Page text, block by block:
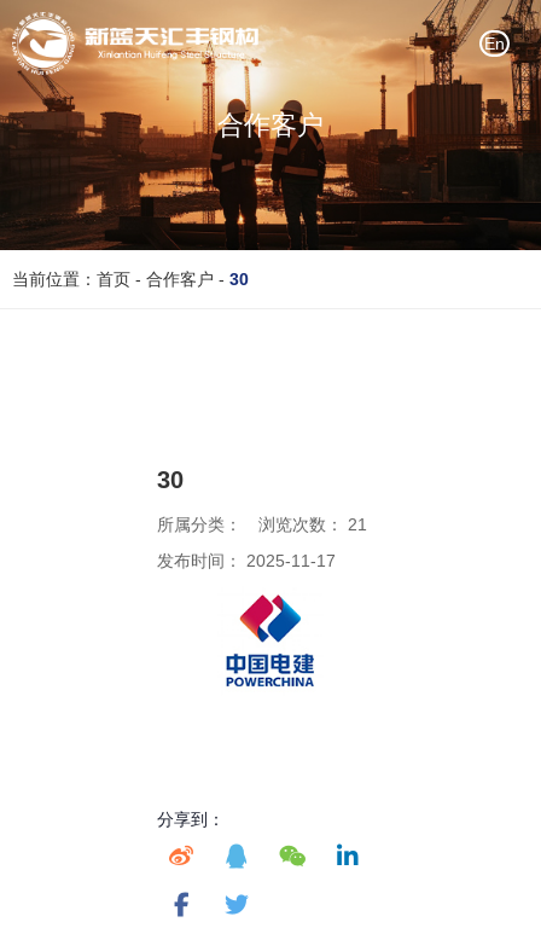
En
合作客户
当前位置：首页 - 合作客户 - 30
30
所属分类： 浏览次数： 21
发布时间： 2025-11-17
分享到：